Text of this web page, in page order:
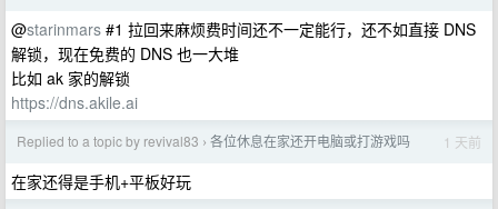
@starinmars #1 拉回来麻烦费时间还不一定能行，还不如直接 DNS
解锁，现在免费的 DNS 也一大堆
比如 ak 家的解锁
https://dns.akile.ai
Replied to a topic by revival83 › 各位休息在家还开电脑或打游戏吗 1 天前
在家还得是手机+平板好玩